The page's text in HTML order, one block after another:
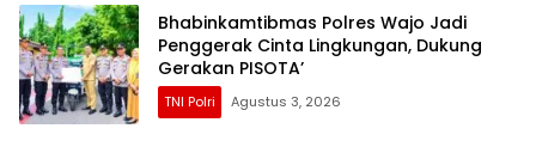
Bhabinkamtibmas Polres Wajo Jadi
Penggerak Cinta Lingkungan, Dukung
Gerakan PISOTA’
TNI Polri Agustus 3, 2026